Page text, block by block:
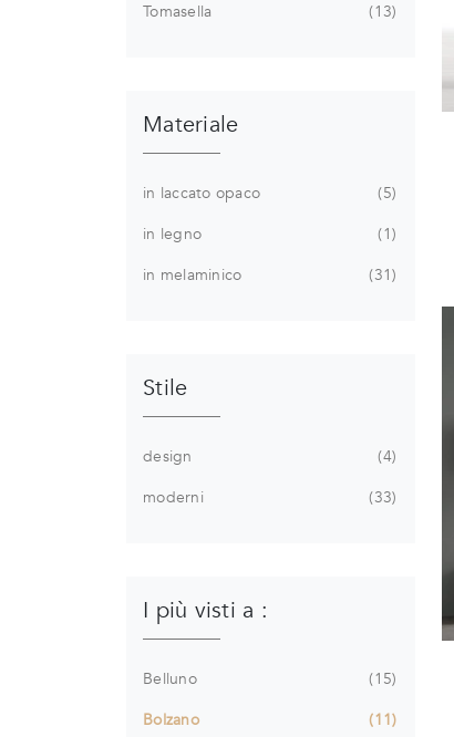
Tomasella
13
Materiale
in laccato opaco
5
in legno
1
in melaminico
31
Stile
design
4
moderni
33
I più visti a :
Belluno
15
Bolzano
11